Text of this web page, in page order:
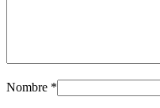
Nombre *